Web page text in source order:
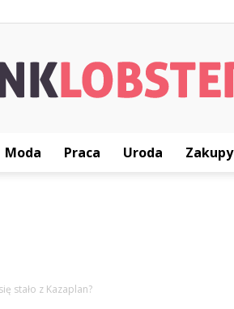
Moda Praca Uroda Zakupy
stało z Kazaplan?